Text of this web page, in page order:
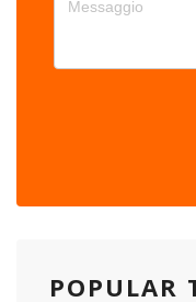
POPULAR